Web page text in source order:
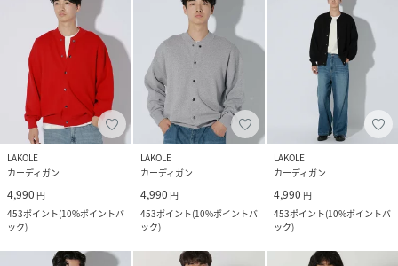
LAKOLE
カーディガン
4,990 円
453ポイント(10%ポイントバ
ック)
LAKOLE
カーディガン
4,990 円
453ポイント(10%ポイントバ
ック)
LAKOLE
カーディガン
4,990 円
453ポイント(10%ポイントバ
ック)